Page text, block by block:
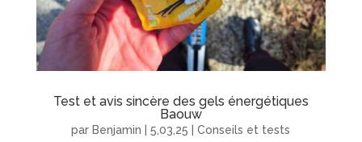
Test et avis sincère des gels énergétiques
Baouw
par Benjamin |5,03,25 |Conseils et tests